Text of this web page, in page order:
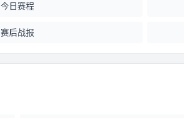
今日赛程
赛后战报